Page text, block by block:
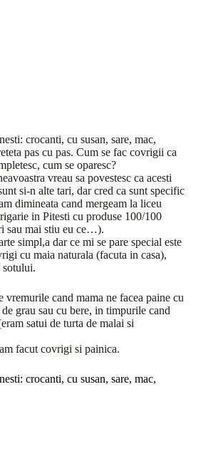
crocanti, cu susan, sare, mac,
pas cu pas. Cum se fac covrigii ca
cum se oparesc?
vreau sa povestesc ca acesti
si-n alte tari, dar cred ca sunt specific
dimineata cand mergeam la liceu
in Pitesti cu produse 100/100
sau mai stiu eu ce…).
simpl,a dar ce mi se pare special este
cu maia naturala (facuta in casa),
sotului.
vremurile cand mama ne facea paine cu
grau sau cu bere, in timpurile cand
satui de turta de malai si
facut covrigi si painica.
crocanti, cu susan, sare, mac,